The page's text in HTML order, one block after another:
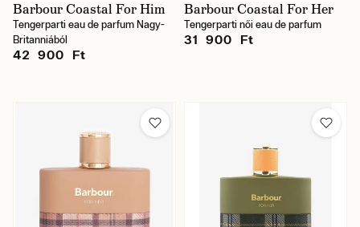
Barbour Coastal For Him
Tengerparti eau de parfum Nagy-
Britanniából
42 900 Ft
Barbour Coastal For Her
Tengerparti női eau de parfum
31 900 Ft